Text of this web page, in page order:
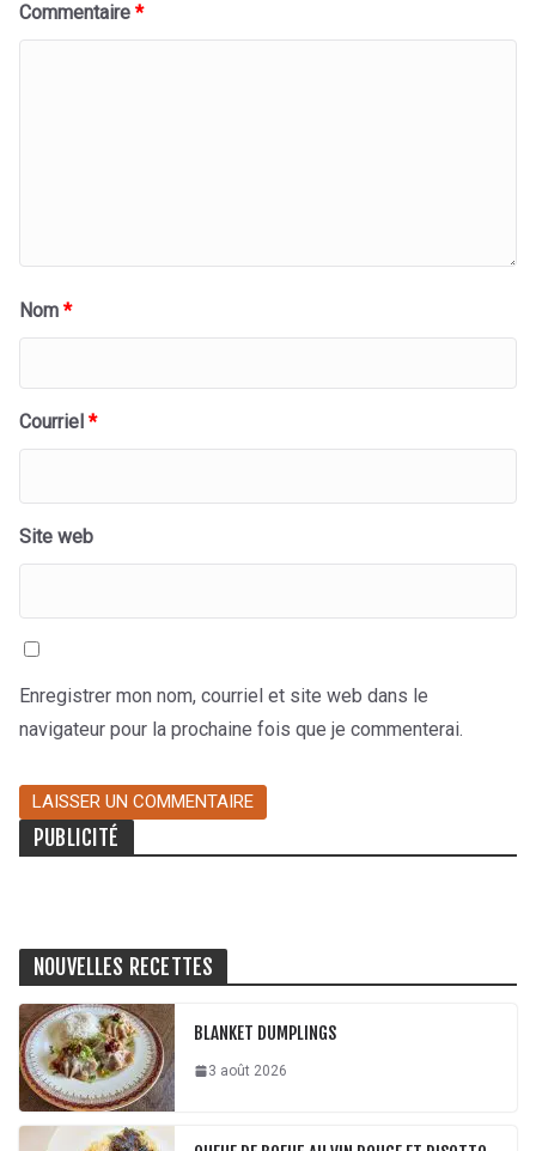
Commentaire *
Nom *
Courriel *
Site web
Enregistrer mon nom, courriel et site web dans le
navigateur pour la prochaine fois que je commenterai.
PUBLICITÉ
NOUVELLES RECETTES
BLANKET DUMPLINGS
3 août 2026